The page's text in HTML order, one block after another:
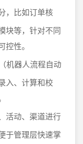
，比如订单核
块等，针对不同
性。
机器人流程自动
入、计算和校
活动、渠道进行
于管理层快速掌